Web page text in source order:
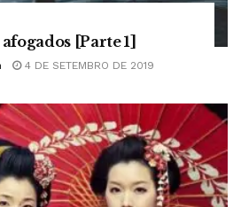
[Parte 1]
4 DE SETEMBRO DE 2019